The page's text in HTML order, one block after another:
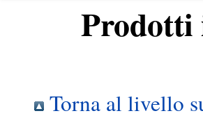
Torna al livello